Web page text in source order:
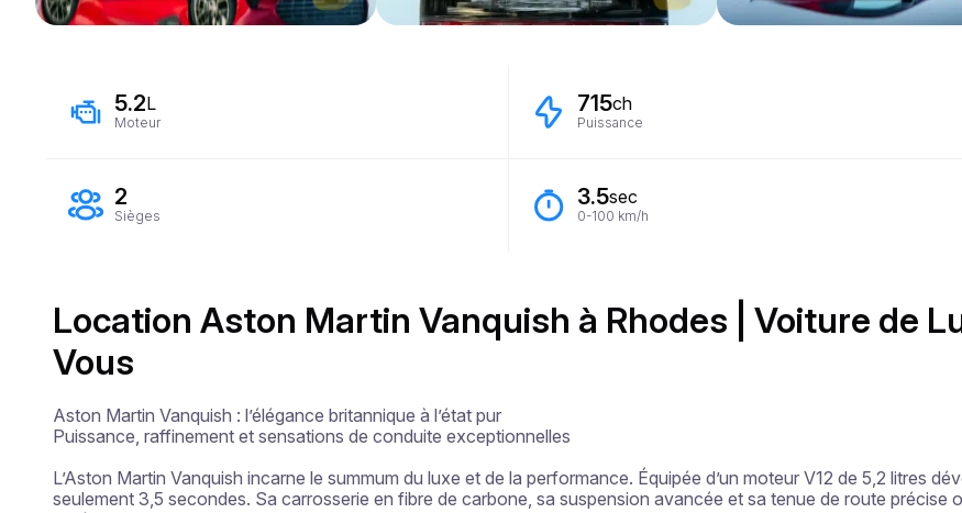
5.2L
Moteur
715ch
Puissance
2
Sièges
3.5sec
0-100 km/h
Location Aston Martin Vanquish à Rhodes | Voiture de
Vous
Aston Martin Vanquish : l’élégance britannique à l’état pur
Puissance, raffinement et sensations de conduite exceptionnelles
L’Aston Martin Vanquish incarne le summum du luxe et de la performance. Équipée d’un moteur V12 de 5,2 litres
seulement 3,5 secondes. Sa carrosserie en fibre de carbone, sa suspension avancée et sa tenue de route